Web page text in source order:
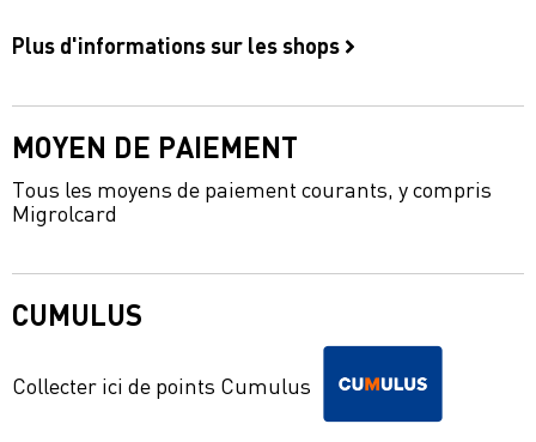
Plus d'informations sur les shops
MOYEN DE PAIEMENT
Tous les moyens de paiement courants, y compris
Migrolcard
CUMULUS
Collecter ici de points Cumulus